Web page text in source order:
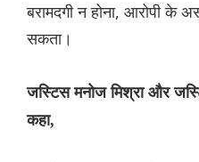
बरामदगी न होना, आरोपी के
सकता।
जस्टिस मनोज मिश्रा और
कहा,